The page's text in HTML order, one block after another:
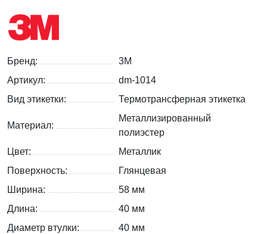
Бренд:
3M
Артикул:
dm-1014
Вид этикетки:
Термотрансферная этикетка
Материал:
Металлизированный
полиэстер
Цвет:
Металлик
Поверхность:
Глянцевая
Ширина:
58 мм
Длина:
40 мм
Диаметр втулки:
40 мм